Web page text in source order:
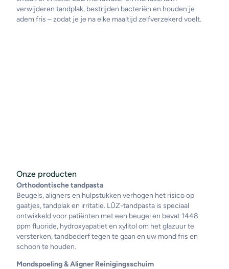
verwijderen tandplak, bestrijden bacteriën en houden je
adem fris – zodat je je na elke maaltijd zelfverzekerd voelt.
Onze producten
Orthodontische tandpasta
Beugels, aligners en hulpstukken verhogen het risico op
gaatjes, tandplak en irritatie. LŪZ-tandpasta is speciaal
ontwikkeld voor patiënten met een beugel en bevat 1448
ppm fluoride, hydroxyapatiet en xylitol om het glazuur te
versterken, tandbederf tegen te gaan en uw mond fris en
schoon te houden.
Mondspoeling & Aligner Reinigingsschuim